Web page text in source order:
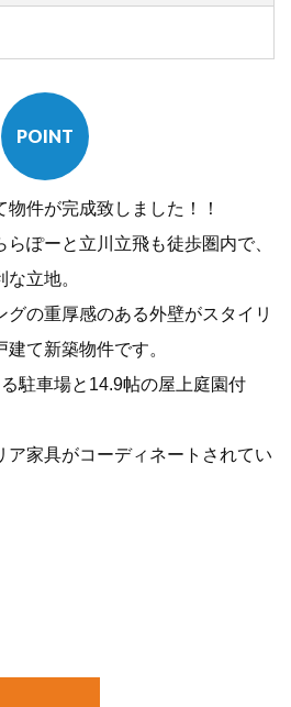
POINT
件が完成致しました！！
ぽーと立川立飛も徒歩圏内で、
立地。
グの重厚感のある外壁がスタイリ
て新築物件です。
駐車場と14.9帖の屋上庭園付
ア家具がコーディネートされてい